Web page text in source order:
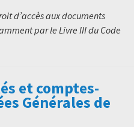
d’accès aux documents
par le Livre III du Code
et comptes-
Générales de